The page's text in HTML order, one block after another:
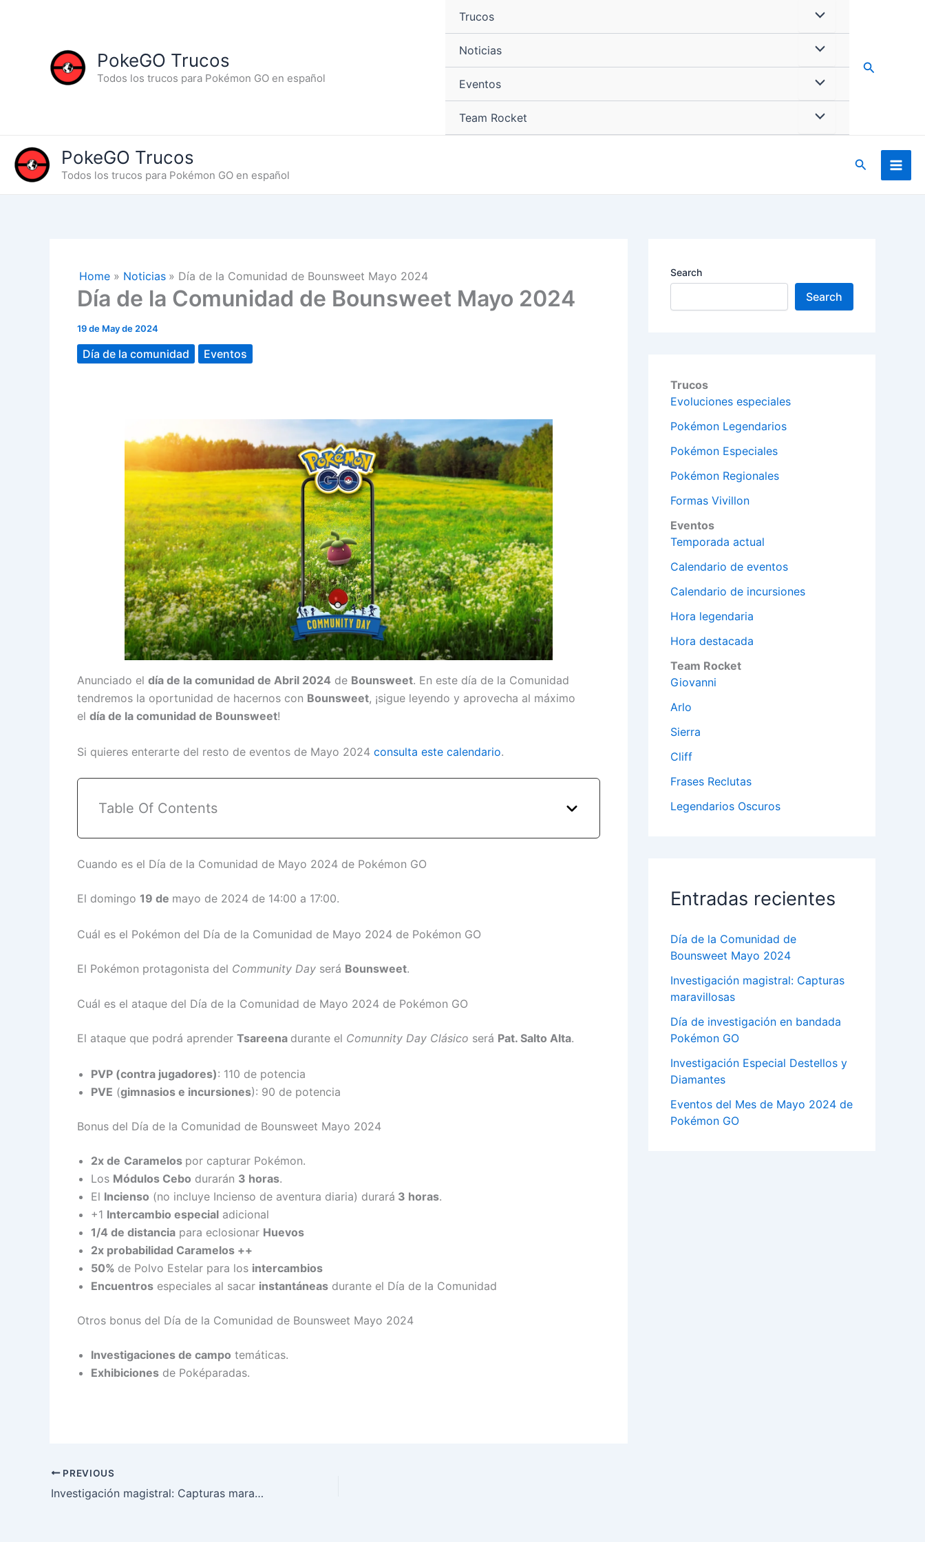
PokeGO Trucos
Todos los trucos para Pokémon GO en español
Trucos
Noticias
Eventos
Team Rocket
Search
PokeGO Trucos
Todos los trucos para Pokémon GO en español
Search
Home Noticias Día de la Comunidad de Bounsweet Mayo 2024
Día de la Comunidad de Bounsweet Mayo 2024
19 de May de 2024
Día de la comunidad Eventos
Anunciado el día de la comunidad de Abril 2024 de Bounsweet. En este día de la Comunidad
tendremos la oportunidad de hacernos con Bounsweet, ¡sigue leyendo y aprovecha al máximo
el día de la comunidad de Bounsweet!
Si quieres enterarte del resto de eventos de Mayo 2024 consulta este calendario.
Table Of Contents
Cuando es el Día de la Comunidad de Mayo 2024 de Pokémon GO
El domingo 19 de mayo de 2024 de 14:00 a 17:00.
Cuál es el Pokémon del Día de la Comunidad de Mayo 2024 de Pokémon GO
El Pokémon protagonista del Community Day será Bounsweet.
Cuál es el ataque del Día de la Comunidad de Mayo 2024 de Pokémon GO
El ataque que podrá aprender Tsareena durante el Comunnity Day Clásico será Pat. Salto Alta.
PVP (contra jugadores): 110 de potencia
PVE (gimnasios e incursiones): 90 de potencia
Bonus del Día de la Comunidad de Bounsweet Mayo 2024
2x de Caramelos por capturar Pokémon.
Los Módulos Cebo durarán 3 horas.
El Incienso (no incluye Incienso de aventura diaria) durará 3 horas.
+1 Intercambio especial adicional
1/4 de distancia para eclosionar Huevos
2x probabilidad Caramelos ++
50% de Polvo Estelar para los intercambios
Encuentros especiales al sacar instantáneas durante el Día de la Comunidad
Otros bonus del Día de la Comunidad de Bounsweet Mayo 2024
Investigaciones de campo temáticas.
Exhibiciones de Poképaradas.
PREVIOUS
Investigación magistral: Capturas maravillosas
Search
Search
Trucos
Evoluciones especiales
Pokémon Legendarios
Pokémon Especiales
Pokémon Regionales
Formas Vivillon
Eventos
Temporada actual
Calendario de eventos
Calendario de incursiones
Hora legendaria
Hora destacada
Team Rocket
Giovanni
Arlo
Sierra
Cliff
Frases Reclutas
Legendarios Oscuros
Entradas recientes
Día de la Comunidad de
Bounsweet Mayo 2024
Investigación magistral: Capturas
maravillosas
Día de investigación en bandada
Pokémon GO
Investigación Especial Destellos y
Diamantes
Eventos del Mes de Mayo 2024 de
Pokémon GO